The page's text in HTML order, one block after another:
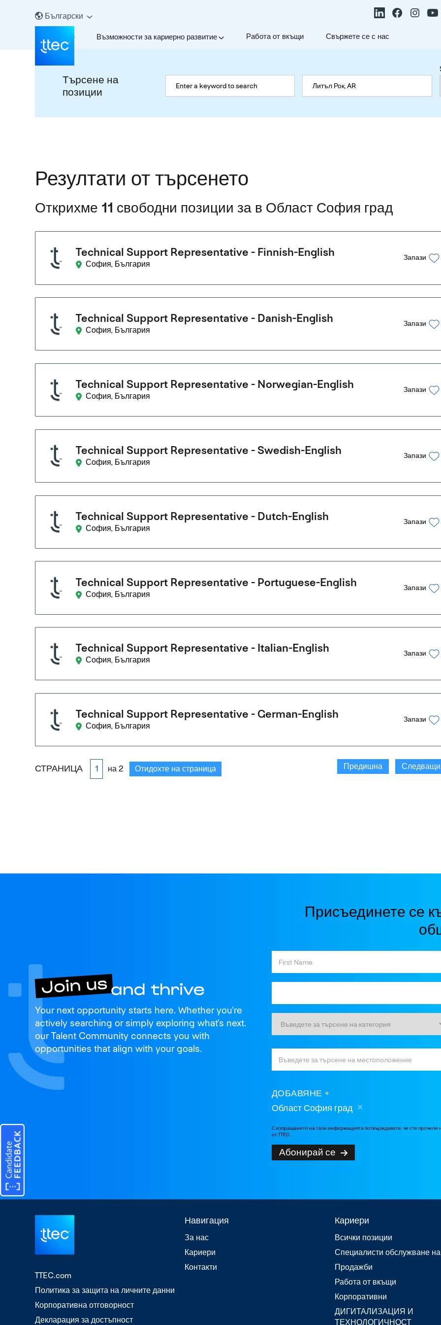
Български
За нас Възможности за кариерно развитие Работа от вкъщи Свържете се с нас
Търсене на
позиции
Резултати от търсенето
Открихме 11 свободни позиции за в Област София град
Technical Support Representative - Finnish-English
София, България
Запази
Technical Support Representative - Danish-English
София, България
Запази
Technical Support Representative - Norwegian-English
София, България
Запази
Technical Support Representative - Swedish-English
София, България
Запази
Technical Support Representative - Dutch-English
София, България
Запази
Technical Support Representative - Portuguese-English
София, България
Запази
Technical Support Representative - Italian-English
София, България
Запази
Technical Support Representative - German-English
София, България
Запази
СТРАНИЦА на 2 Отидохте на страница Предишна
Join us
and thrive
Your next opportunity starts here. Whether you're
actively searching or simply exploring what’s next.
our Talent Community connects you with
opportunities that align with your goals.
Присъединете се
ДОБАВЯНЕ
Област София град
С изпращането на тази информацията потвърждавате, че сте
от TTEC.
Абонирай се
TTEC.com
Политика за защита на личните данни
Корпоративна отговорност
Декларация за достъпност
Навигация
За нас
Кариери
Контакти
Кариери
Всички позиции
Специалисти обслужване
Продажби
Работа от вкъщи
Корпоративни
ДИГИТАЛИЗАЦИЯ И
ТЕХНОЛОГИЧНОСТ